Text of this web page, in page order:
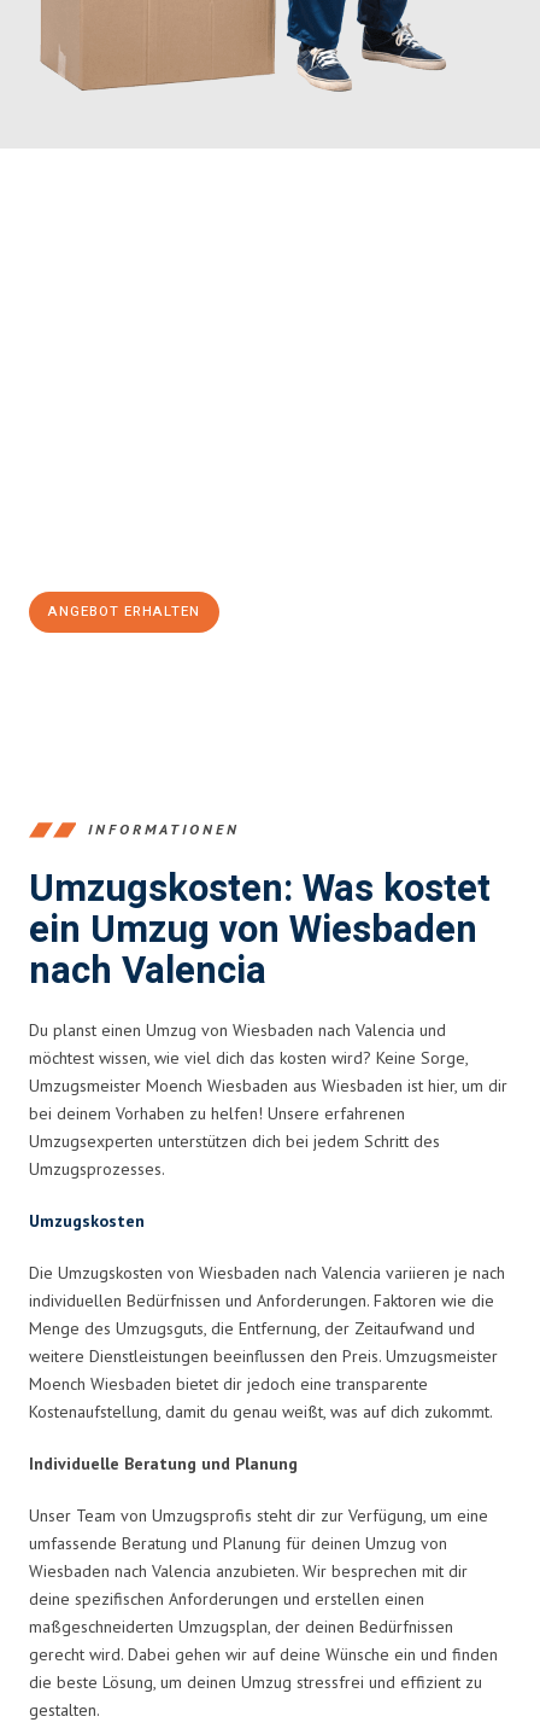
ANGEBOT ERHALTEN
INFORMATIONEN
Umzugskosten: Was kostet
ein Umzug von Wiesbaden
nach Valencia
Du planst einen Umzug von Wiesbaden nach Valencia und
möchtest wissen, wie viel dich das kosten wird? Keine Sorge,
Umzugsmeister Moench Wiesbaden aus Wiesbaden ist hier, um dir
bei deinem Vorhaben zu helfen! Unsere erfahrenen
Umzugsexperten unterstützen dich bei jedem Schritt des
Umzugsprozesses.
Umzugskosten
Die Umzugskosten von Wiesbaden nach Valencia variieren je nach
individuellen Bedürfnissen und Anforderungen. Faktoren wie die
Menge des Umzugsguts, die Entfernung, der Zeitaufwand und
weitere Dienstleistungen beeinflussen den Preis. Umzugsmeister
Moench Wiesbaden bietet dir jedoch eine transparente
Kostenaufstellung, damit du genau weißt, was auf dich zukommt.
Individuelle Beratung und Planung
Unser Team von Umzugsprofis steht dir zur Verfügung, um eine
umfassende Beratung und Planung für deinen Umzug von
Wiesbaden nach Valencia anzubieten. Wir besprechen mit dir
deine spezifischen Anforderungen und erstellen einen
maßgeschneiderten Umzugsplan, der deinen Bedürfnissen
gerecht wird. Dabei gehen wir auf deine Wünsche ein und finden
die beste Lösung, um deinen Umzug stressfrei und effizient zu
gestalten.